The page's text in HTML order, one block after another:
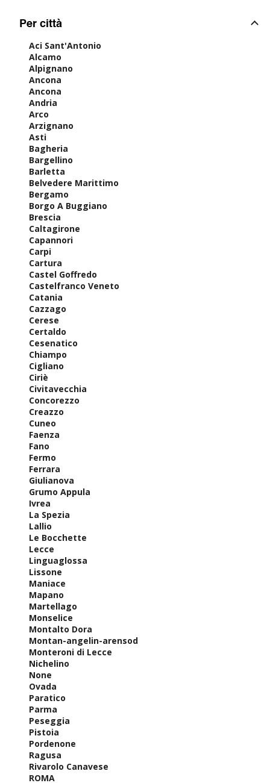
Per città
Aci Sant'Antonio
Alcamo
Alpignano
Ancona
Ancona
Andria
Arco
Arzignano
Asti
Bagheria
Bargellino
Barletta
Belvedere Marittimo
Bergamo
Borgo A Buggiano
Brescia
Caltagirone
Capannori
Carpi
Cartura
Castel Goffredo
Castelfranco Veneto
Catania
Cazzago
Cerese
Certaldo
Cesenatico
Chiampo
Cigliano
Ciriè
Civitavecchia
Concorezzo
Creazzo
Cuneo
Faenza
Fano
Fermo
Ferrara
Giulianova
Grumo Appula
Ivrea
La Spezia
Lallio
Le Bocchette
Lecce
Linguaglossa
Lissone
Maniace
Mapano
Martellago
Monselice
Montalto Dora
Montan-angelin-arensod
Monteroni di Lecce
Nichelino
None
Ovada
Paratico
Parma
Peseggia
Pistoia
Pordenone
Ragusa
Rivarolo Canavese
ROMA